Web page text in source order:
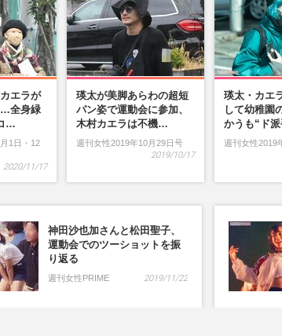
エラが
…全身緑
…
1日・12
2020/11/17
瑛太が美脚あらわの超短
パン姿で運動会に参加、
木村カエラは不機…
週刊女性2019年10月29日号
2019/10/17
瑛太・カエ
して幼稚園
かうも“ド
週刊女性2019
神田沙也加さんと松田聖子、
運動会でのツーショットを振
り返る
週刊女性PRIME 2019/11/22